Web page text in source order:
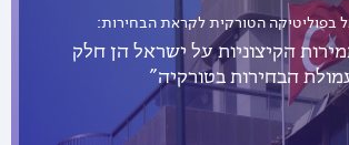
בפוליטיקה הטורקית לקראת הבחירות:
הקיצוניות על ישראל הן חלק
הבחירות בטורקיה"